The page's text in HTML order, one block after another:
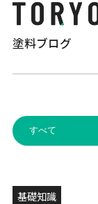
塗料ブログ
基礎知識